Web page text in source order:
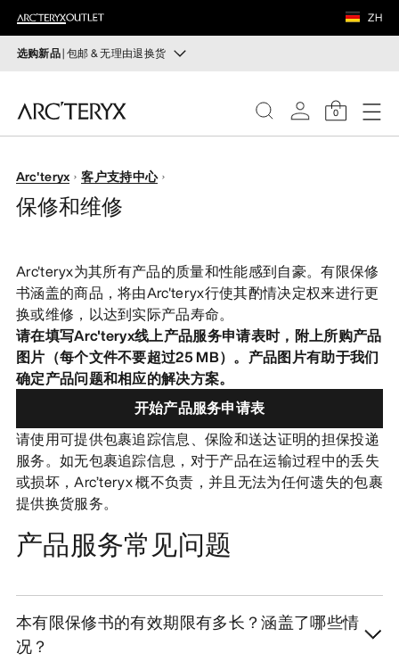
ZH
选购新品| 包邮 & 无理由退换货
运动员的需求，设计师的动力——在优化现有畅销产品的
同时，启发全新的解决方案。新款装备定期上架。
选购女士
无理由退换货
0
女士
鞋履
装备
VEILANCE
发现
装备
VEILANCE
Arc'teryx 客户支持中心
保修和维修
Arc'teryx为其所有产品的质量和性能感到自豪。有限保修
书涵盖的商品，将由Arc'teryx行使其酌情决定权来进行更
换或维修，以达到实际产品寿命。
请在填写Arc'teryx线上产品服务申请表时，附上所购产品
图片（每个文件不要超过25 MB）。产品图片有助于我们
确定产品问题和相应的解决方案。
开始产品服务申请表
请使用可提供包裹追踪信息、保险和送达证明的担保投递
服务。如无包裹追踪信息，对于产品在运输过程中的丢失
或损坏，Arc’teryx 概不负责，并且无法为任何遗失的包裹
提供换货服务。
产品服务常见问题
本有限保修书的有效期限有多长？涵盖了哪些情
况？